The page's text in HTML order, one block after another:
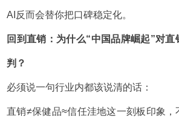
AI反而会替你把口碑稳定化。
回到直销：为什么“中国品牌崛起”对
判？
必须说一句行业内都该说清的话：
直销≠保健品≈信任洼地这一刻板印象